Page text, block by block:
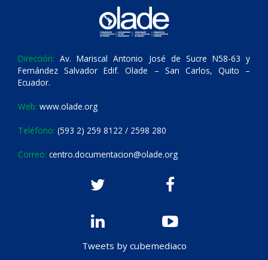
Dirección: Av. Mariscal Antonio José de Sucre N58-63 y
Fernández Salvador Edif. Olade – San Carlos, Quito –
Ecuador.
Web: www.olade.org
Teléfono: (593 2) 259 8122 / 2598 280
Correo: centro.documentacion@olade.org
Tweets by cubemediaco